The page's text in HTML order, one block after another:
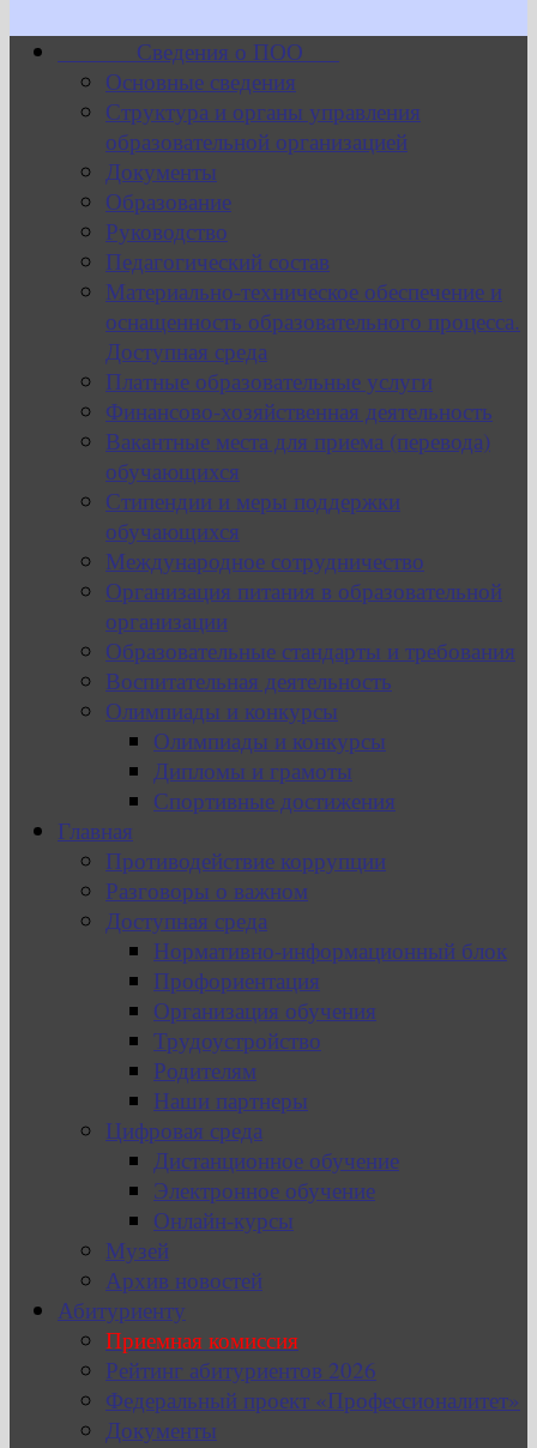
Сведения о ПОО
Основные сведения
Структура и органы управления
образовательной организацией
Документы
Образование
Руководство
Педагогический состав
Материально-техническое обеспечение и
оснащенность образовательного процесса.
Доступная среда
Платные образовательные услуги
Финансово-хозяйственная деятельность
Вакантные места для приема (перевода)
обучающихся
Стипендии и меры поддержки
обучающихся
Международное сотрудничество
Организация питания в образовательной
организации
Образовательные стандарты и требования
Воспитательная деятельность
Олимпиады и конкурсы
Олимпиады и конкурсы
Дипломы и грамоты
Спортивные достижения
Главная
Противодействие коррупции
Разговоры о важном
Доступная среда
Нормативно-информационный блок
Профориентация
Организация обучения
Трудоустройство
Родителям
Наши партнеры
Цифровая среда
Дистанционное обучение
Электронное обучение
Онлайн-курсы
Музей
Архив новостей
Абитуриенту
Приемная комиссия
Рейтинг абитуриентов 2026
Федеральный проект «Профессионалитет»
Документы